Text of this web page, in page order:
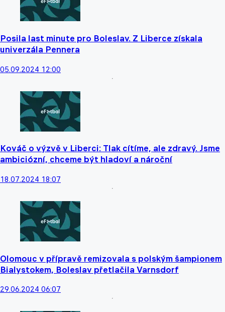
Posila last minute pro Boleslav. Z Liberce získala
univerzála Pennera
05.09.2024 12:00
Kováč o výzvě v Liberci: Tlak cítíme, ale zdravý. Jsme
ambiciózní, chceme být hladoví a nároční
18.07.2024 18:07
Olomouc v přípravě remizovala s polským šampionem
Bialystokem, Boleslav přetlačila Varnsdorf
29.06.2024 06:07